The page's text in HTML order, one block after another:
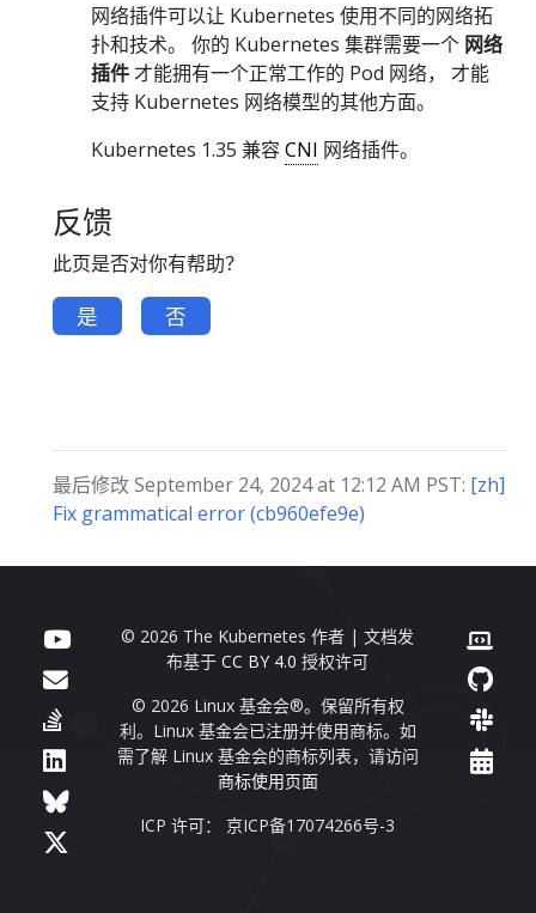
网络插件可以让 Kubernetes 使用不同的网络拓
扑和技术。 你的 Kubernetes 集群需要一个 网络
插件才能拥有一个正常工作的 Pod 网络， 才能
支持 Kubernetes 网络模型的其他方面。
Kubernetes 1.35 兼容CNI 网络插件。
反馈
此页是否对你有帮助？
是 否
最后修改 September 24, 2024 at 12:12 AM PST: [zh]
Fix grammatical error (cb960efe9e)
© 2026 The Kubernetes 作者 | 文档发
布基于CC BY 4.0 授权许可
© 2026 Linux 基金会®。保留所有权
利。Linux 基金会已注册并使用商标。如
需了解 Linux 基金会的商标列表，请访问
商标使用页面
ICP 许可： 京ICP备17074266号-3